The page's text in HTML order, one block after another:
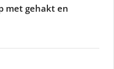
met gehakt en